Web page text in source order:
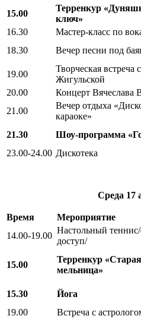
15.00
Терренкур
ключ»
16.30
Мастер-класс по
18.30
Вечер песни под
19.00
Творческая встреча
Жигульской
20.00
Концерт Вячеслава
21.00
Вечер отдыха
караоке»
21.30 Шоу-программа
23.00-24.00 Дискотека
Среда 17
Время Мероприятие
14.00-19.00
Настольный
доступ/
15.00
Терренкур «Старая
мельница»
15.30
Йога
19.00
Встреча с